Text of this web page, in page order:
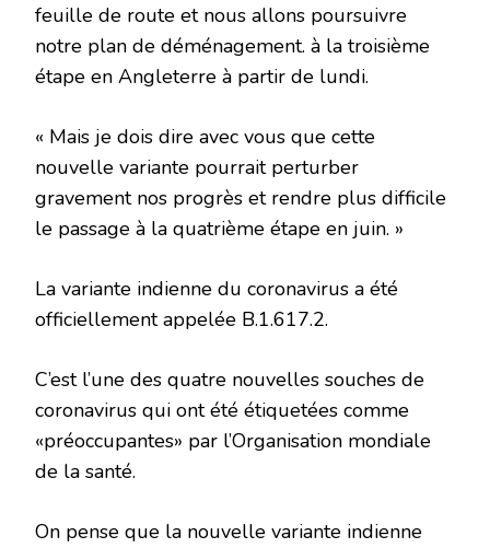
feuille de route et nous allons poursuivre
notre plan de déménagement. à la troisième
étape en Angleterre à partir de lundi.
« Mais je dois dire avec vous que cette
nouvelle variante pourrait perturber
gravement nos progrès et rendre plus difficile
le passage à la quatrième étape en juin. »
La variante indienne du coronavirus a été
officiellement appelée B.1.617.2.
C’est l’une des quatre nouvelles souches de
coronavirus qui ont été étiquetées comme
«préoccupantes» par l’Organisation mondiale
de la santé.
On pense que la nouvelle variante indienne